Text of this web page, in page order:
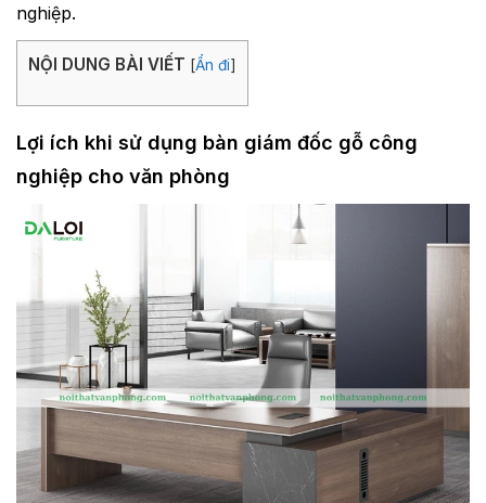
nghiệp.
NỘI DUNG BÀI VIẾT [Ẩn đi]
Lợi ích khi sử dụng bàn giám đốc gỗ công
nghiệp cho văn phòng